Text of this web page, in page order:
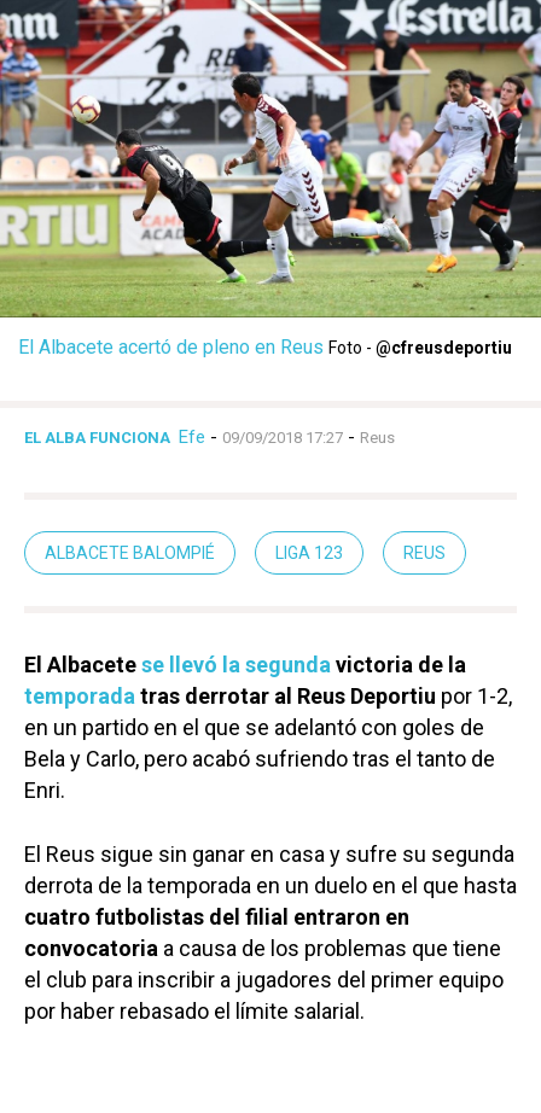
El Albacete acertó de pleno en Reus Foto - @cfreusdeportiu
EL ALBA FUNCIONA Efe - 09/09/2018 17:27 - Reus
ALBACETE BALOMPIÉ LIGA 123 REUS
El Albacetese llevó la segunda victoria de la
temporada tras derrotar al Reus Deportiu por 1-2,
en un partido en el que se adelantó con goles de
Bela y Carlo, pero acabó sufriendo tras el tanto de
Enri.
El Reus sigue sin ganar en casa y sufre su segunda
derrota de la temporada en un duelo en el que hasta
cuatro futbolistas del filial entraron en
convocatoria a causa de los problemas que tiene
el club para inscribir a jugadores del primer equipo
por haber rebasado el límite salarial.